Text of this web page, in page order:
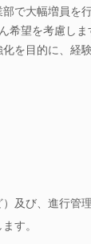
で大幅増員を
希望を考慮しま
を目的に、経
及び、進行管
す。